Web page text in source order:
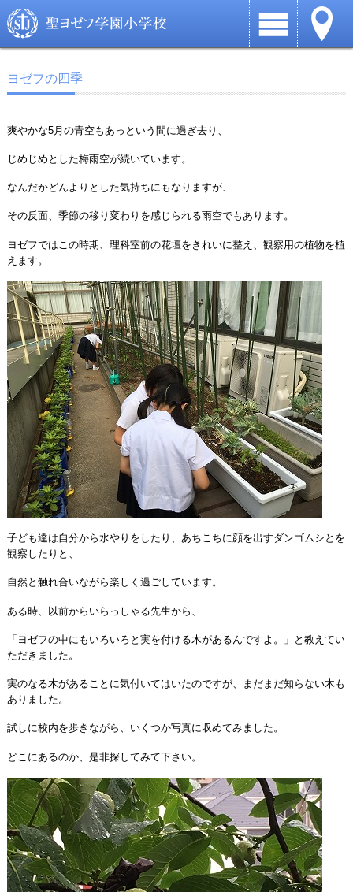
ヨゼフの四季
爽やかな5月の青空もあっという間に過ぎ去り、
じめじめとした梅雨空が続いています。
なんだかどんよりとした気持ちにもなりますが、
その反面、季節の移り変わりを感じられる雨空でもあります。
ヨゼフではこの時期、理科室前の花壇をきれいに整え、観察用の植物を植
えます。
子ども達は自分から水やりをしたり、あちこちに顔を出すダンゴムシとを
観察したりと、
自然と触れ合いながら楽しく過ごしています。
ある時、以前からいらっしゃる先生から、
「ヨゼフの中にもいろいろと実を付ける木があるんですよ。」と教えてい
ただきました。
実のなる木があることに気付いてはいたのですが、まだまだ知らない木も
ありました。
試しに校内を歩きながら、いくつか写真に収めてみました。
どこにあるのか、是非探してみて下さい。